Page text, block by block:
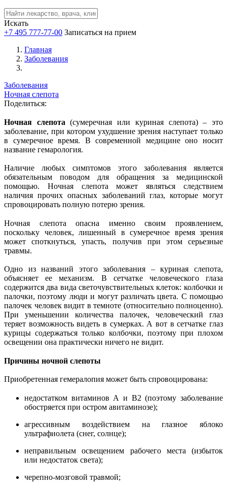
Искать
+7 495 777-77-00 Записаться на прием
Главная
Заболевания
Заболевания
Ночная слепота
Поделиться:
Ночная слепота (сумеречная или куриная слепота) – это
заболевание, при котором ухудшение зрения наступает только
в сумеречное время. В современной медицине оно носит
название гемарология.
Наличие любых симптомов этого заболевания является
обязательным поводом для обращения за медицинской
помощью. Ночная слепота может являться следствием
наличия прочих опасных заболеваний глаз, которые могут
спровоцировать полную потерю зрения.
Ночная слепота опасна именно своим проявлением,
поскольку человек, лишенный в сумеречное время зрения
может споткнуться, упасть, получив при этом серьезные
травмы.
Одно из названий этого заболевания – куриная слепота,
объясняет ее механизм. В сетчатке человеческого глаза
содержится два вида светочувствительных клеток: колбочки и
палочки, поэтому люди и могут различать цвета. С помощью
палочек человек видит в темноте (относительно полноценно).
При уменьшении количества палочек, человеческий глаз
теряет возможность видеть в сумерках. А вот в сетчатке глаз
курицы содержаться только колбочки, поэтому при плохом
освещении она практически ничего не видит.
Причины ночной слепоты
Приобретенная гемералопия может быть спровоцирована:
недостатком витаминов А и В2 (поэтому заболевание
обостряется при остром авитаминозе);
агрессивным воздействием на глазное яблоко
ультрафиолета (снег, солнце);
неправильным освещением рабочего места (избыток
или недостаток света);
черепно-мозговой травмой;